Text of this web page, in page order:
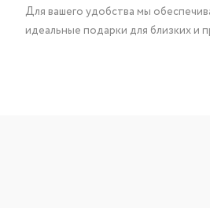
Для вашего удобства мы
идеальные подарки для близких